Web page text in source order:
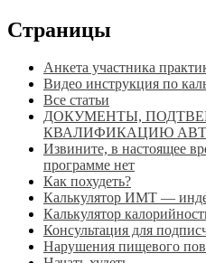
Страницы
Анкета участника
Видео инструкция по
Все статьи
ДОКУМЕНТЫ,
КВАЛИФИКАЦИЮ
Извините, в настоящее
программе нет
Как похудеть?
Калькулятор ИМТ —
Калькулятор
Консультация для
Нарушения пищевого